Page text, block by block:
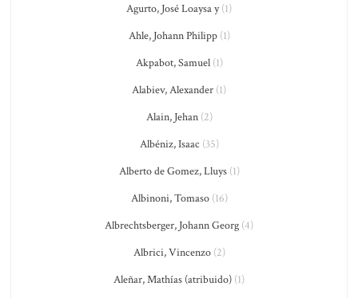
Agurto, José Loaysa y(1)
Ahle, Johann Philipp(1)
Akpabot, Samuel(1)
Alabiev, Alexander (1)
Alain, Jehan(2)
Albéniz, Isaac (35)
Alberto de Gomez, Lluys(1)
Albinoni, Tomaso(16)
Albrechtsberger, Johann Georg (4)
Albrici, Vincenzo(2)
Aleñar, Mathías (atribuido) (1)